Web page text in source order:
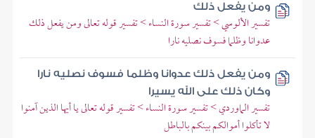
ومن يفعل ذلك
تفسير الألوسي > تفسير سورة النساء > تفسير قوله تعالى ومن يفعل ذلك
عدوانا وظلما فسوف نصليه نارا
ومن يفعل ذلك عدوانا وظلما فسوف نصليه نارا
وكان ذلك على الله يسيرا
تفسير الماوردي > تفسير سورة النساء > تفسير قوله تعالى يا أيها الذين آمنوا
لا تأكلوا أموالكم بينكم بالباطل